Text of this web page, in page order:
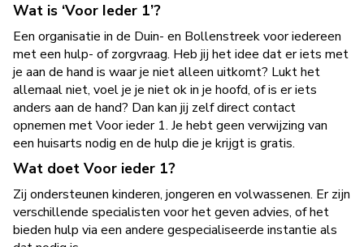
Wat is ‘Voor Ieder 1’?
Een organisatie in de Duin- en Bollenstreek voor iedereen
met een hulp- of zorgvraag. Heb jij het idee dat er iets met
je aan de hand is waar je niet alleen uitkomt? Lukt het
allemaal niet, voel je je niet ok in je hoofd, of is er iets
anders aan de hand? Dan kan jij zelf direct contact
opnemen met Voor ieder 1. Je hebt geen verwijzing van
een huisarts nodig en de hulp die je krijgt is gratis.
Wat doet Voor ieder 1?
Zij ondersteunen kinderen, jongeren en volwassenen. Er zijn
verschillende specialisten voor het geven advies, of het
bieden hulp via een andere gespecialiseerde instantie als